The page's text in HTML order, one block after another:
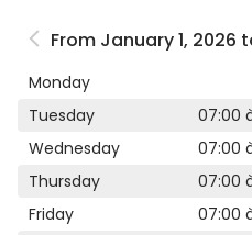
From January 1, 2026
Monday
Tuesday
07:00
Wednesday
07:00
Thursday
07:00
Friday
07:00